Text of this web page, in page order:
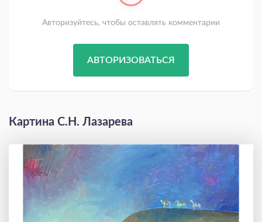
Авторизуйтесь, чтобы оставлять комментарии
АВТОРИЗОВАТЬСЯ
Картина С.Н. Лазарева